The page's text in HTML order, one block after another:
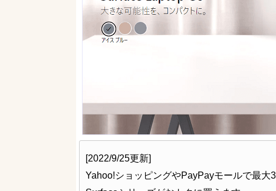
[2022/9/25更新]
Yahoo!ショッピングやPayPayモールで最大